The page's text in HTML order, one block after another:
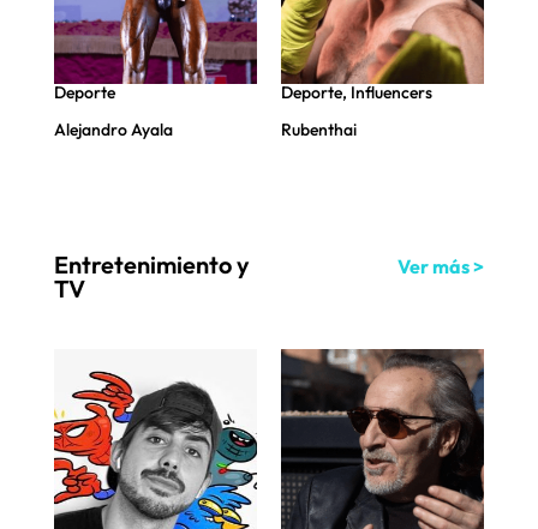
Deporte
Alejandro Ayala
Deporte, Influencers
Rubenthai
Entretenimiento y
TV
Ver más >